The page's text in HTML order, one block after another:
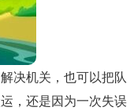
决机关，也可以把队
，还是因为一次失误